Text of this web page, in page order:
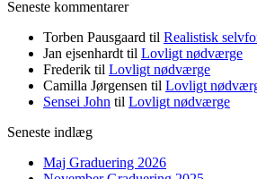
Seneste kommentarer
Torben Pausgaard til Realistisk
Jan ejsenhardt til Lovligt nødværge
Frederik til Lovligt nødværge
Camilla Jørgensen til Lovligt
Sensei John til Lovligt nødværge
Seneste indlæg
Maj Graduering 2026